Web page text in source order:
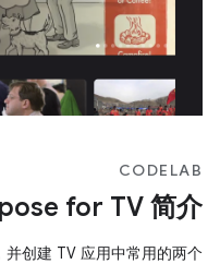
CODELAB
for TV 简介
创建 TV 应用中常用的两个